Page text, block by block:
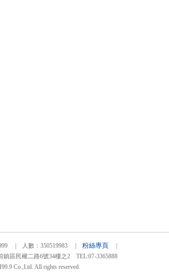
| 人數：350519983 | 粉絲專頁
區民權二路6號34樓之2 TEL:07-3365888
Co.,Ltd. All rights reserved.